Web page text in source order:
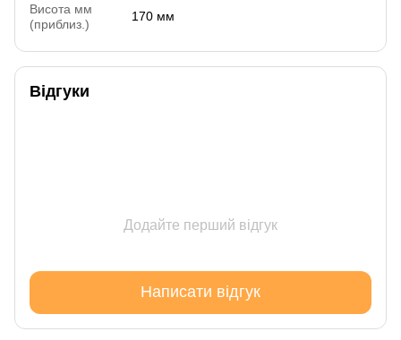
Висота мм
(приблиз.)
170 мм
Відгуки
Додайте перший відгук
Написати відгук